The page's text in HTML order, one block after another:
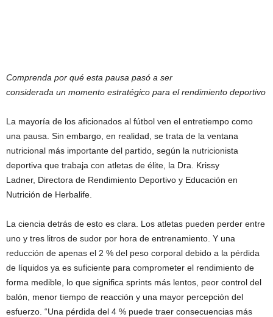
Comprenda por qué esta pausa pasó a ser
considerada un momento estratégico para el rendimiento deportivo
La mayoría de los aficionados al fútbol ven el entretiempo como
una pausa. Sin embargo, en realidad, se trata de la ventana
nutricional más importante del partido, según la nutricionista
deportiva que trabaja con atletas de élite, la Dra. Krissy
Ladner, Directora de Rendimiento Deportivo y Educación en
Nutrición de Herbalife.
La ciencia detrás de esto es clara. Los atletas pueden perder entre
uno y tres litros de sudor por hora de entrenamiento. Y una
reducción de apenas el 2 % del peso corporal debido a la pérdida
de líquidos ya es suficiente para comprometer el rendimiento de
forma medible, lo que significa sprints más lentos, peor control del
balón, menor tiempo de reacción y una mayor percepción del
esfuerzo. “Una pérdida del 4 % puede traer consecuencias más